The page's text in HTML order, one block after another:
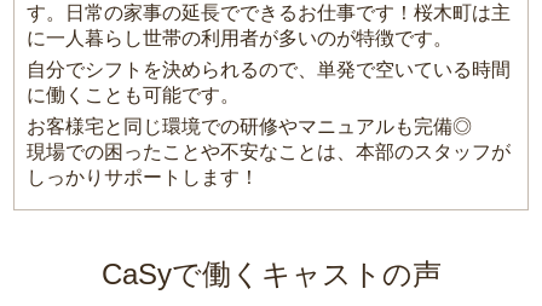
す。日常の家事の延長でできるお仕事です！桜木町は主
に一人暮らし世帯の利用者が多いのが特徴です。
自分でシフトを決められるので、単発で空いている時間
に働くことも可能です。
お客様宅と同じ環境での研修やマニュアルも完備◎
現場での困ったことや不安なことは、本部のスタッフが
しっかりサポートします！
CaSyで働くキャストの声